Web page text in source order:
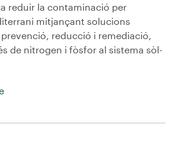
reduir la contaminació per
mitjançant solucions
reducció i remediació,
de nitrogen i fòsfor al sistema sòl-